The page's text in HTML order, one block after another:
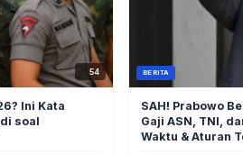
54
Ini Kata
soal
BERITA
SAH! Prabowo
Gaji ASN, TNI,
Waktu & Aturan